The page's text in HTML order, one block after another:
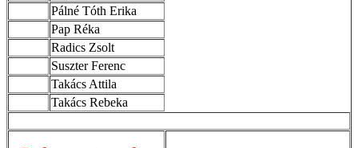
Pálné Tóth Erika
Pap Réka
Radics Zsolt
Suszter Ferenc
Takács Attila
Takács Rebeka